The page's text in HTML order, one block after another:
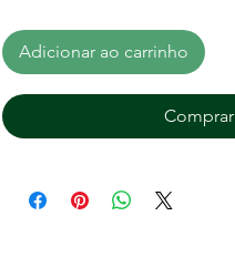
Adicionar ao carrinho
Comprar